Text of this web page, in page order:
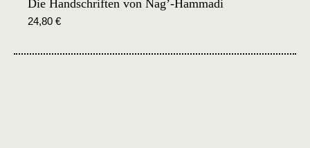
Die Handschriften von Nag’-Hammadi
24,80 €